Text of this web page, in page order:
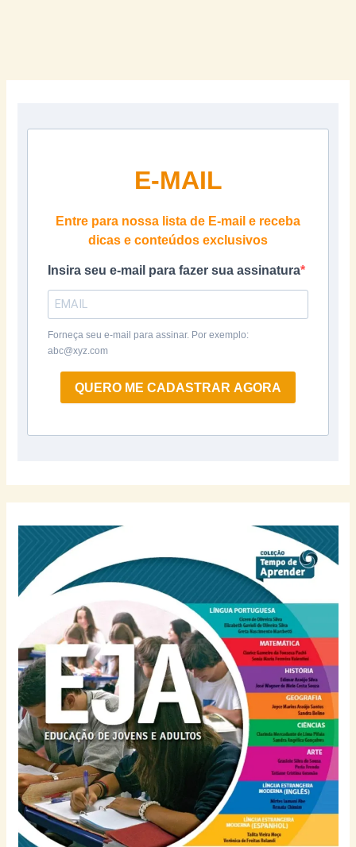
E-MAIL
Entre para nossa lista de E-mail e receba
dicas e conteúdos exclusivos
Insira seu e-mail para fazer sua assinatura
Forneça seu e-mail para assinar. Por exemplo:
abc@xyz.com
QUERO ME CADASTRAR AGORA